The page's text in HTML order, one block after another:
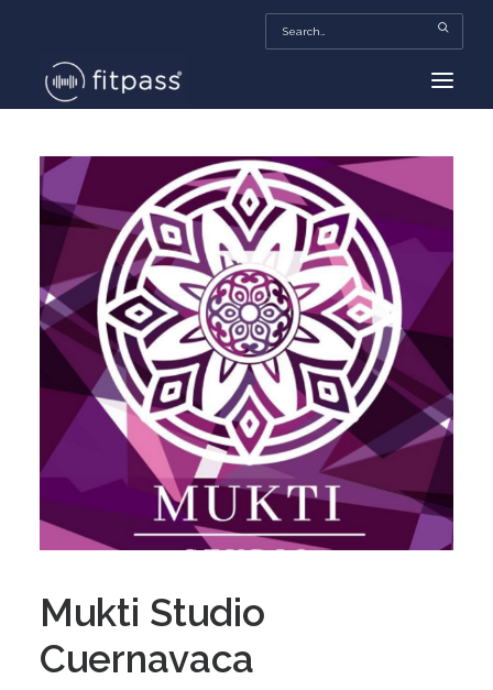
HOME
MEXICO
BEAUTY
FITPASS TV
FITBIZ
TRENDS
MORE…
Mukti Studio
Cuernavaca